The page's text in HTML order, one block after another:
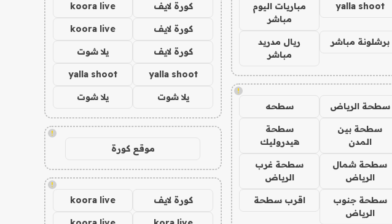
yalla shoot
مباريات اليوم
مباشر
برشلونة مباشر
ريال مدريد
مباشر
!
سطحة الرياض سطحه
سطحة بين
المدن
سطحة
هيدروليك
سطحة شمال
الرياض
سطحة غرب
الرياض
سطحة جنوب
الرياض
اقرب سطحة
كورة لايف koora live
كورة لايف koora live
كورة لايف يلا شوت
yalla shoot
yalla shoot
يلا شوت يلا شوت
!
موقع كورة
!
كورة لايف koora live